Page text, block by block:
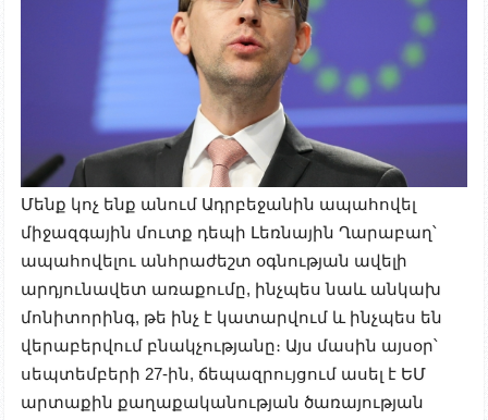
Մենք կոչ ենք անում Ադրբեջանին ապահովել
միջազգային մուտք դեպի Լեռնային Ղարաբաղ՝
ապահովելու անհրաժեշտ օգնության ավելի
արդյունավետ առաքումը, ինչպես նաև անկախ
մոնիտորինգ, թե ինչ է կատարվում և ինչպես են
վերաբերվում բնակչությանը։ Այս մասին այսօր՝
սեպտեմբերի 27-ին, ճեպազրույցում ասել է ԵՄ
արտաքին քաղաքականության ծառայության